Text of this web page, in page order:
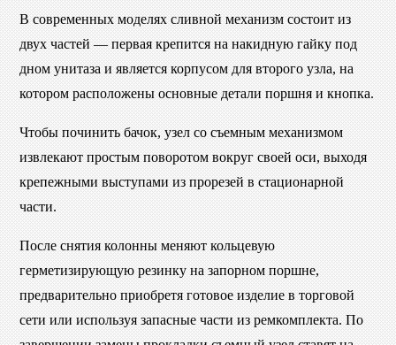
В современных моделях сливной механизм состоит из
двух частей — первая крепится на накидную гайку под
дном унитаза и является корпусом для второго узла, на
котором расположены основные детали поршня и кнопка.
Чтобы починить бачок, узел со съемным механизмом
извлекают простым поворотом вокруг своей оси, выходя
крепежными выступами из прорезей в стационарной
части.
После снятия колонны меняют кольцевую
герметизирующую резинку на запорном поршне,
предварительно приобретя готовое изделие в торговой
сети или используя запасные части из ремкомплекта. По